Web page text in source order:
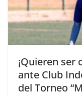
¡Quieren ser
ante Club
del Torneo